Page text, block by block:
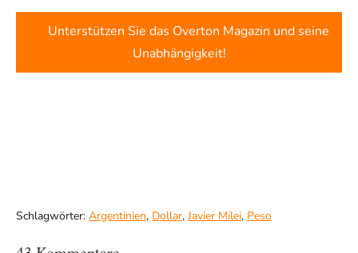
Unterstützen Sie das Overton Magazin und seine
Unabhängigkeit!
Schlagwörter: Argentinien, Dollar, Javier Milei, Peso